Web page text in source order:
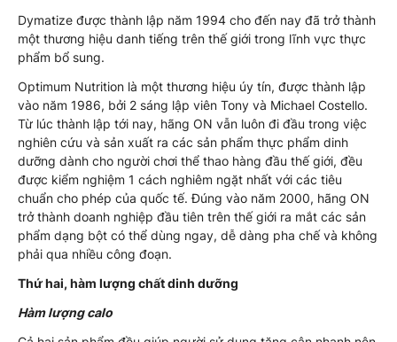
Dymatize được thành lập năm 1994 cho đến nay đã trở thành
một thương hiệu danh tiếng trên thế giới trong lĩnh vực thực
phẩm bổ sung.
Optimum Nutrition là một thương hiệu úy tín, được thành lập
vào năm 1986, bởi 2 sáng lập viên Tony và Michael Costello.
Từ lúc thành lập tới nay, hãng ON vẫn luôn đi đầu trong việc
nghiên cứu và sản xuất ra các sản phẩm thực phẩm dinh
dưỡng dành cho người chơi thể thao hàng đầu thế giới, đều
được kiểm nghiệm 1 cách nghiêm ngặt nhất với các tiêu
chuẩn cho phép của quốc tế. Đúng vào năm 2000, hãng ON
trở thành doanh nghiệp đầu tiên trên thế giới ra mắt các sản
phẩm dạng bột có thể dùng ngay, dễ dàng pha chế và không
phải qua nhiều công đoạn.
Thứ hai, hàm lượng chất dinh dưỡng
Hàm lượng calo